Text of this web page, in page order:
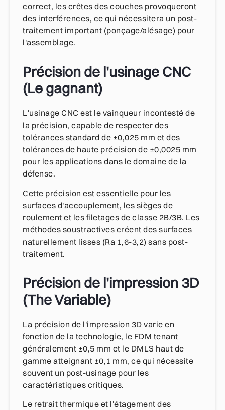
correct, les crêtes des couches provoqueront
des interférences, ce qui nécessitera un post-
traitement important (ponçage/alésage) pour
l'assemblage.
Précision de l'usinage CNC
(Le gagnant)
L'usinage CNC est le vainqueur incontesté de
la précision, capable de respecter des
tolérances standard de ±0,025 mm et des
tolérances de haute précision de ±0,0025 mm
pour les applications dans le domaine de la
défense.
Cette précision est essentielle pour les
surfaces d'accouplement, les sièges de
roulement et les filetages de classe 2B/3B. Les
méthodes soustractives créent des surfaces
naturellement lisses (Ra 1,6-3,2) sans post-
traitement.
Précision de l'impression 3D
(The Variable)
La précision de l'impression 3D varie en
fonction de la technologie, le FDM tenant
généralement ±0,5 mm et le DMLS haut de
gamme atteignant ±0,1 mm, ce qui nécessite
souvent un post-usinage pour les
caractéristiques critiques.
Le retrait thermique et l'étagement des